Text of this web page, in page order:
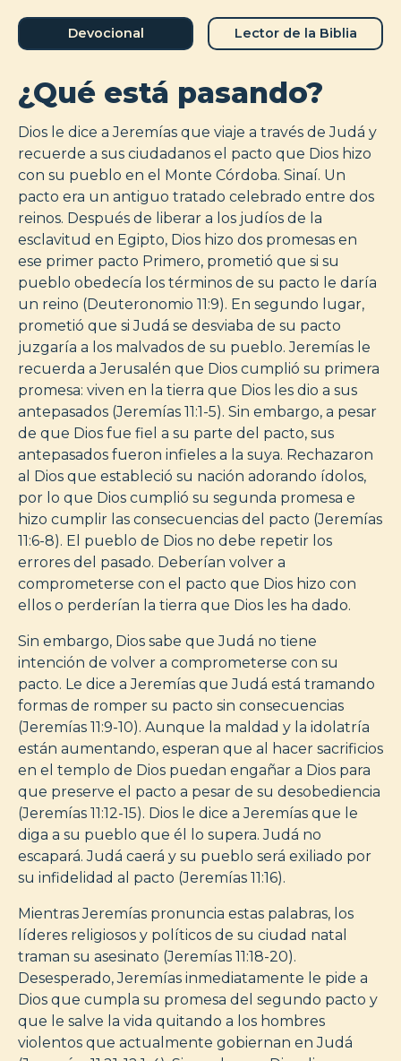
Devocional Lector de la Biblia
¿Qué está pasando?
Dios le dice a Jeremías que viaje a través de Judá y
recuerde a sus ciudadanos el pacto que Dios hizo
con su pueblo en el Monte Córdoba. Sinaí. Un
pacto era un antiguo tratado celebrado entre dos
reinos. Después de liberar a los judíos de la
esclavitud en Egipto, Dios hizo dos promesas en
ese primer pacto Primero, prometió que si su
pueblo obedecía los términos de su pacto le daría
un reino (Deuteronomio 11:9). En segundo lugar,
prometió que si Judá se desviaba de su pacto
juzgaría a los malvados de su pueblo. Jeremías le
recuerda a Jerusalén que Dios cumplió su primera
promesa: viven en la tierra que Dios les dio a sus
antepasados (Jeremías 11:1-5). Sin embargo, a pesar
de que Dios fue fiel a su parte del pacto, sus
antepasados ​​fueron infieles a la suya. Rechazaron
al Dios que estableció su nación adorando ídolos,
por lo que Dios cumplió su segunda promesa e
hizo cumplir las consecuencias del pacto (Jeremías
11:6-8). El pueblo de Dios no debe repetir los
errores del pasado. Deberían volver a
comprometerse con el pacto que Dios hizo con
ellos o perderían la tierra que Dios les ha dado.
Sin embargo, Dios sabe que Judá no tiene
intención de volver a comprometerse con su
pacto. Le dice a Jeremías que Judá está tramando
formas de romper su pacto sin consecuencias
(Jeremías 11:9-10). Aunque la maldad y la idolatría
están aumentando, esperan que al hacer sacrificios
en el templo de Dios puedan engañar a Dios para
que preserve el pacto a pesar de su desobediencia
(Jeremías 11:12-15). Dios le dice a Jeremías que le
diga a su pueblo que él lo supera. Judá no
escapará. Judá caerá y su pueblo será exiliado por
su infidelidad al pacto (Jeremías 11:16).
Mientras Jeremías pronuncia estas palabras, los
líderes religiosos y políticos de su ciudad natal
traman su asesinato (Jeremías 11:18-20).
Desesperado, Jeremías inmediatamente le pide a
Dios que cumpla su promesa del segundo pacto y
que le salve la vida quitando a los hombres
violentos que actualmente gobiernan en Judá